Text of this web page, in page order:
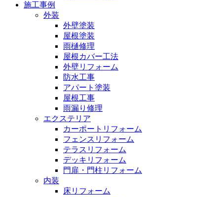
施工事例
外装
外壁塗装
屋根塗装
雨樋修理
屋根カバー工法
外壁リフォーム
防水工事
アパート塗装
屋根工事
雨漏り修理
エクステリア
カーポートリフォーム
フェンスリフォーム
テラスリフォーム
デッキリフォーム
門扉・門柱リフォーム
内装
床リフォーム